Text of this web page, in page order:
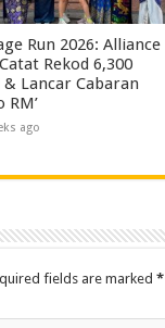
Run 2026: Alliance
Rekod 6,300
& Lancar Cabaran
RM’
ago
fields are marked *